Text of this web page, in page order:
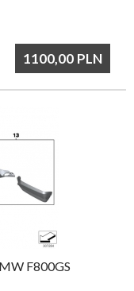
1100,00 PLN
F800GS